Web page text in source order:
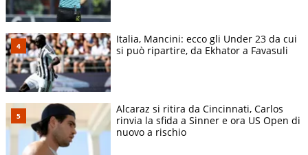
Italia, Mancini: ecco gli Under 23 da cui
si può ripartire, da Ekhator a Favasuli
Alcaraz si ritira da Cincinnati, Carlos
rinvia la sfida a Sinner e ora US Open di
nuovo a rischio